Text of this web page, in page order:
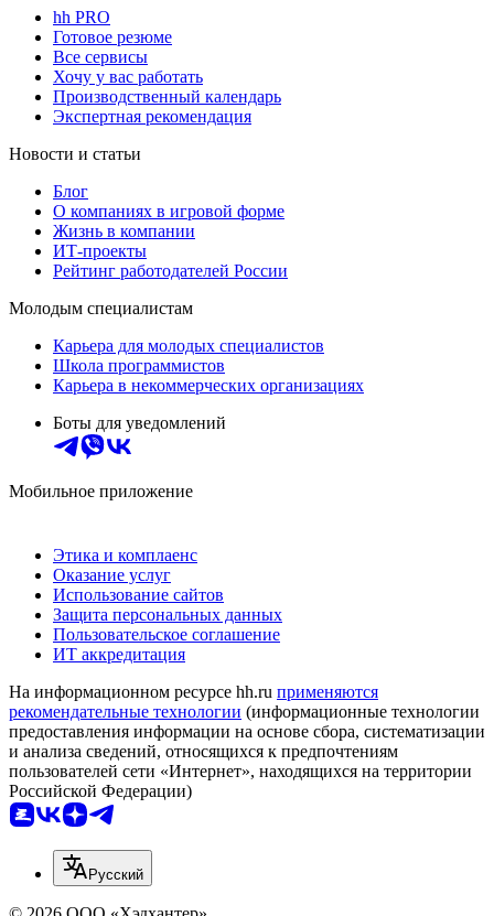
hh PRO
Готовое резюме
Все сервисы
Хочу у вас работать
Производственный календарь
Экспертная рекомендация
Новости и статьи
Блог
О компаниях в игровой форме
Жизнь в компании
ИТ-проекты
Рейтинг работодателей России
Молодым специалистам
Карьера для молодых специалистов
Школа программистов
Карьера в некоммерческих организациях
Боты для уведомлений
Мобильное приложение
Этика и комплаенс
Оказание услуг
Использование сайтов
Защита персональных данных
Пользовательское соглашение
ИТ аккредитация
На информационном ресурсе hh.ru применяются
рекомендательные технологии (информационные технологии
предоставления информации на основе сбора, систематизации
и анализа сведений, относящихся к предпочтениям
пользователей сети «Интернет», находящихся на территории
Российской Федерации)
Русский